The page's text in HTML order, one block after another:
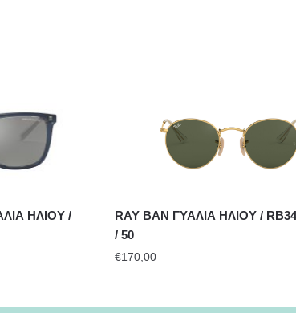
ΗΛΙΟΥ /
RAY BAN ΓΥΑΛΙΑ ΗΛΙΟΥ /
/ 50
€170,00